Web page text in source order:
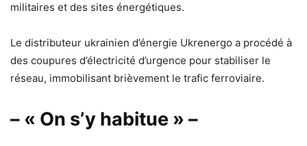
militaires et des sites énergétiques.
Le distributeur ukrainien d’énergie Ukrenergo a procédé à
des coupures d’électricité d’urgence pour stabiliser le
réseau, immobilisant brièvement le trafic ferroviaire.
– « On s’y habitue » –